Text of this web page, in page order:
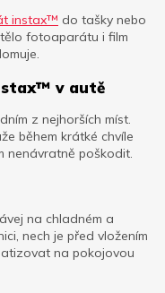
instax™ do tašky nebo
fotoaparátu i film
v autě
z nejhorších míst.
během krátké chvíle
nenávratně poškodit.
na chladném a
nech je před vložením
na pokojovou